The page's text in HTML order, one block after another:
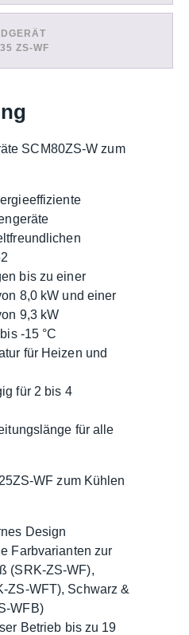
ZS-WF
SCM80ZS-W zum
bis zu einer
8,0 kW und einer
9,3 kW
-15 °C
für Heizen und
für 2 bis 4
für alle
WF zum Kühlen
Design
Farbvarianten zur
(SRK-ZS-WF),
ZS-WFT), Schwarz &
WFB)
Betrieb bis zu 19